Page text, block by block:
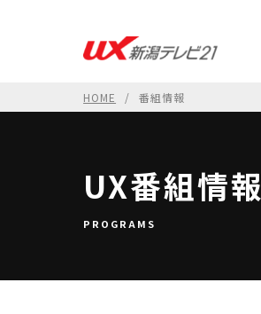
HOME 番組情報
UX番組情報
PROGRAMS